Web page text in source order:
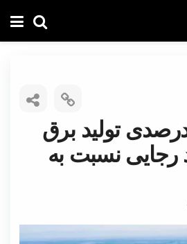
۳.۸ درصدی تولید برق
رجایی نسبت به